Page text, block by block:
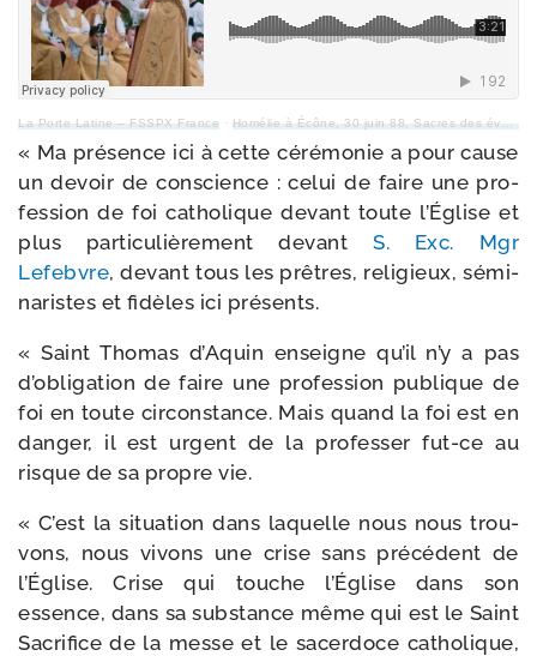
La Porte Latine – FSSPX France · Homélie à Écône, 30 juin 88, Sacres des évêques, ser­mon de Mgr de Castro-Mayer
« Ma pré­sence ici à cette céré­mo­nie a pour cause
un devoir de conscience : celui de faire une pro­
fes­sion de foi catho­lique devant toute l’Église et
plus par­ti­cu­liè­re­ment devantS. Exc. Mgr
Lefebvre, devant tous les prêtres, reli­gieux, sémi­
na­ristes et fidèles ici présents.
« Saint Thomas d’Aquin enseigne qu’il n’y a pas
d’o­bli­ga­tion de faire une pro­fes­sion publique de
foi en toute cir­cons­tance. Mais quand la foi est en
dan­ger, il est urgent de la pro­fes­ser fut-​ce au
risque de sa propre vie.
« C’est la situa­tion dans laquelle nous nous trou­
vons, nous vivons une crise sans pré­cé­dent de
l’Église. Crise qui touche l’Église dans son
essence, dans sa sub­stance même qui est le Saint
Sacrifice de la messe et le sacer­doce catho­lique,